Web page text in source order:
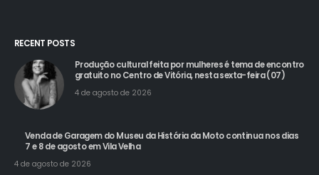
RECENT POSTS
Produção cultural feita por mulheres é tema de encontro
gratuito no Centro de Vitória, nesta sexta-feira (07)
4 de agosto de 2026
Venda de Garagem do Museu da História da Moto continua nos dias
7 e 8 de agosto em Vila Velha
4 de agosto de 2026